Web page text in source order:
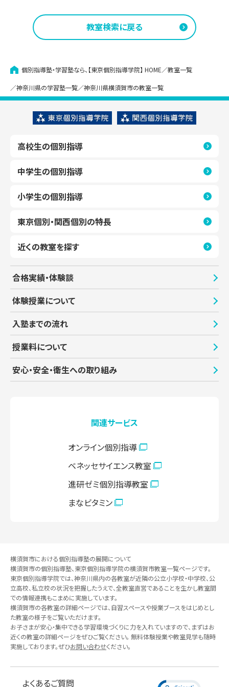
武蔵小杉教室 教室見学（無料）
武蔵中原教室
青葉台教室
いずみ中央教室
大倉山教室 教室見学（無料）
金沢文庫教室 教室見学（無料）
上永谷教室 教室見学（無料）
杉田教室
センター北教室
センター南教室
中山教室 教室見学（無料）
能見台教室 教室見学（無料）
東神奈川教室
東戸塚教室 教室見学（無料）
教室検索に戻る
個別指導塾・学習塾なら、【東京個別指導学院】 HOME 教室一覧
神奈川県の学習塾一覧 神奈川県横須賀市の教室一覧
高校生の個別指導
中学生の個別指導
小学生の個別指導
東京個別・関西個別の特長
近くの教室を探す
合格実績・体験談
体験授業について
入塾までの流れ
授業料について
安心・安全・衛生への取り組み
関連サービス
オンライン個別指導
ベネッセサイエンス教室
進研ゼミ個別指導教室
まなビタミン
横須賀市における個別指導塾の展開について
横須賀市の個別指導塾、東京個別指導学院の横須賀市教室一覧ページです。
東京個別指導学院では、神奈川県内の各教室が近隣の公立小学校・中学校、公
立高校、私立校の状況を把握したうえで、全教室直営であることを生かし教室間
での情報連携もこまめに実施しています。
横須賀市の各教室の詳細ページでは、自習スペースや授業ブースをはじめとし
た教室の様子をご覧いただけます。
お子さまが安心・集中できる学習環境づくりに力を入れていますので、まずはお
近くの教室の詳細ページをぜひご覧ください。 無料体験授業や教室見学も随時
実施しております。ぜひお問い合わせください。
よくあるご質問